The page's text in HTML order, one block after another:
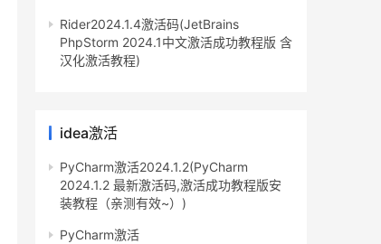
Rider2024.1.4激活码(JetBrains
PhpStorm 2024.1中文激活成功教程版 含
汉化激活教程)
idea激活
PyCharm激活2024.1.2(PyCharm
2024.1.2 最新激活码,激活成功教程版安
装教程（亲测有效~）)
PyCharm激活